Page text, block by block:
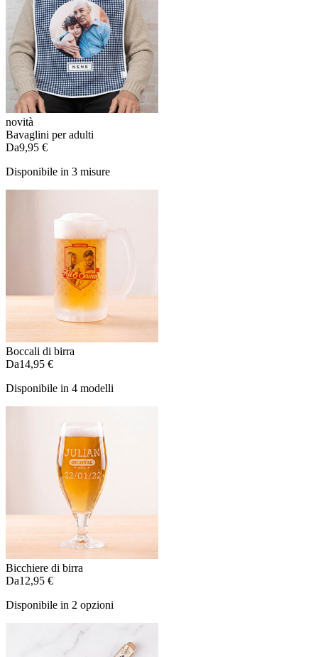
novità
Bavaglini per adulti
Da9,95 €
Disponibile in 3 misure
Boccali di birra
Da14,95 €
Disponibile in 4 modelli
Bicchiere di birra
Da12,95 €
Disponibile in 2 opzioni